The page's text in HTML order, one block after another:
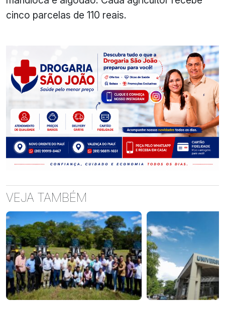
cinco parcelas de 110 reais.
VEJA TAMBÉM